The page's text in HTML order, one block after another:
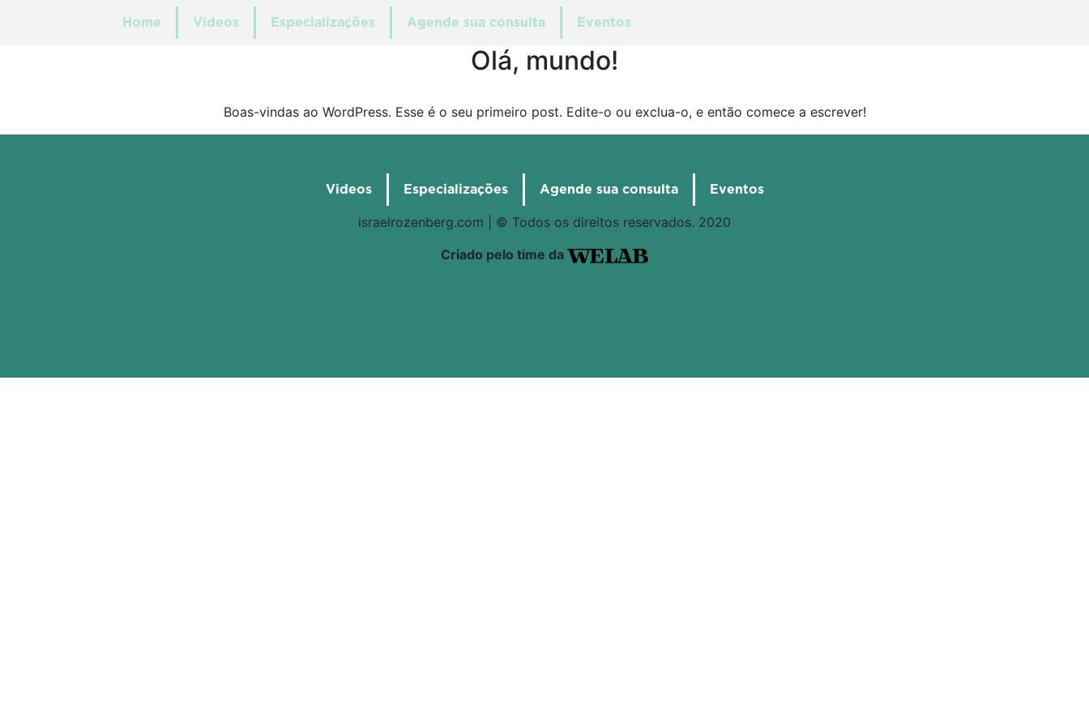
Home Videos Especializações Agende sua consulta Eventos
Olá, mundo!
Boas-vindas ao WordPress. Esse é o seu primeiro post. Edite-o ou exclua-o, e então comece a escrever!
Videos Especializações Agende sua consulta Eventos
israelrozenberg.com | © Todos os direitos reservados. 2020
Criado pelo time da